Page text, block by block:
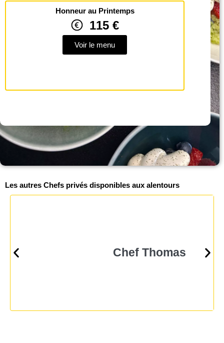
Honneur au Printemps
115 €
Voir le menu
Les autres Chefs privés disponibles aux alentours
Chef Thomas